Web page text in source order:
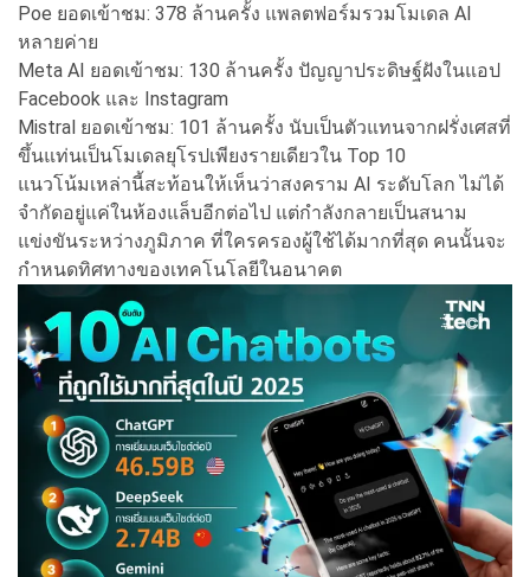
Poe ยอดเข้าชม: 378 ล้านครั้ง แพลตฟอร์มรวมโมเดล AI
หลายค่าย
Meta AI ยอดเข้าชม: 130 ล้านครั้ง ปัญญาประดิษฐ์ฝังในแอป
Facebook และ Instagram
Mistral ยอดเข้าชม: 101 ล้านครั้ง นับเป็นตัวแทนจากฝรั่งเศสที่
ขึ้นแท่นเป็นโมเดลยุโรปเพียงรายเดียวใน Top 10
แนวโน้มเหล่านี้สะท้อนให้เห็นว่าสงคราม AI ระดับโลก ไม่ได้
จำกัดอยู่แค่ในห้องแล็บอีกต่อไป แต่กำลังกลายเป็นสนาม
แข่งขันระหว่างภูมิภาค ที่ใครครองผู้ใช้ได้มากที่สุด คนนั้นจะ
กำหนดทิศทางของเทคโนโลยีในอนาคต